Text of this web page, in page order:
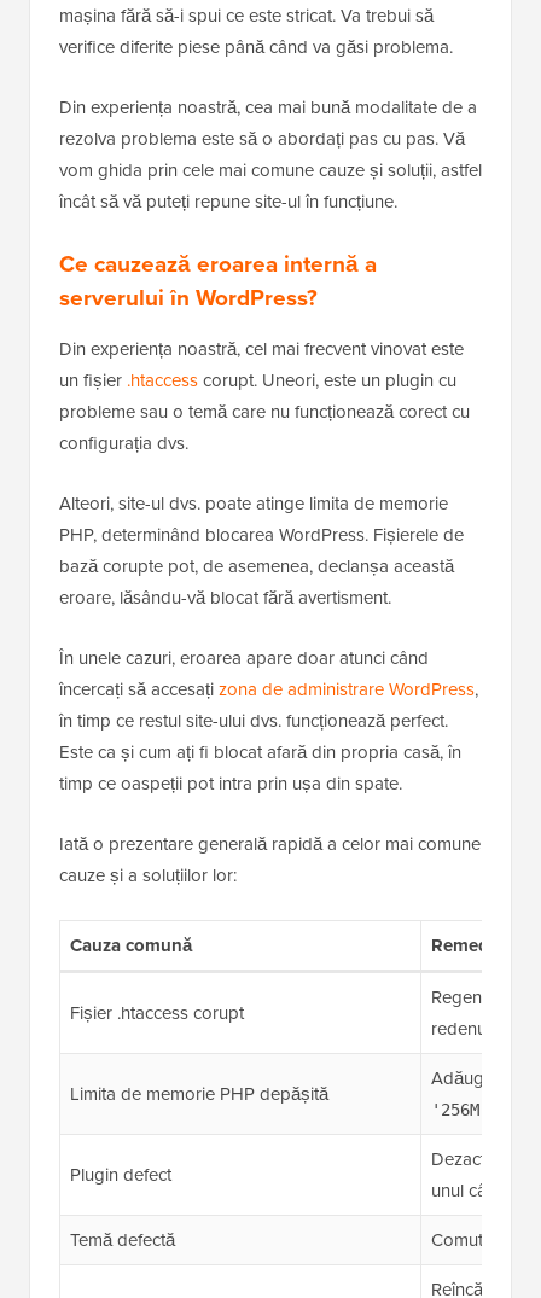
mașina fără să-i spui ce este stricat. Va trebui să
verifice diferite piese până când va găsi problema.
Din experiența noastră, cea mai bună modalitate de a
rezolva problema este să o abordați pas cu pas. Vă
vom ghida prin cele mai comune cauze și soluții, astfel
încât să vă puteți repune site-ul în funcțiune.
Ce cauzează eroarea internă a
serverului în WordPress?
Din experiența noastră, cel mai frecvent vinovat este
un fișier .htaccesscorupt. Uneori, este un plugin cu
probleme sau o temă care nu funcționează corect cu
configurația dvs.
Alteori, site-ul dvs. poate atinge limita de memorie
PHP, determinând blocarea WordPress. Fișierele de
bază corupte pot, de asemenea, declanșa această
eroare, lăsându-vă blocat fără avertisment.
În unele cazuri, eroarea apare doar atunci când
încercați să accesațizona de administrare WordPress,
în timp ce restul site-ului dvs. funcționează perfect.
Este ca și cum ați fi blocat afară din propria casă, în
timp ce oaspeții pot intra prin ușa din spate.
Iată o prezentare generală rapidă a celor mai comune
cauze și a soluțiilor lor:
Cauza comună Remediere
Fișier .htaccess corupt
Regenerați
redenumiți
Limita de memorie PHP depășită
Adăugați
'256M');
Plugin defect
Dezactivați
unul câte unul
Temă defectă
Comutați la o
Reîncărcați /